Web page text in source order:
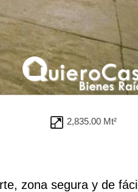
2,835.00 Mt²
zona segura y de fácil